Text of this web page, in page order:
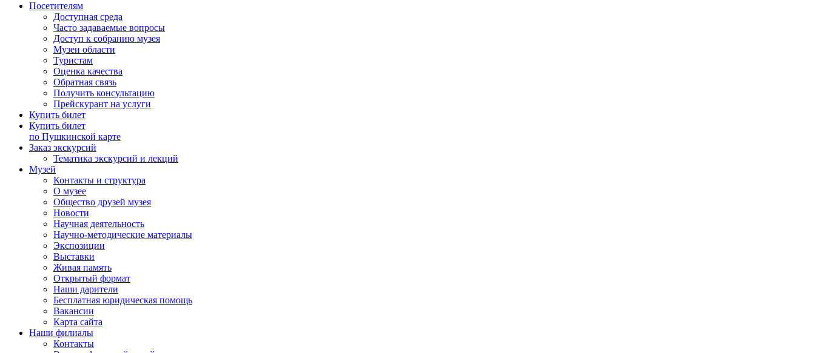
Посетителям
Доступная среда
Часто задаваемые вопросы
Доступ к собранию музея
Музеи области
Туристам
Оценка качества
Обратная связь
Получить консультацию
Прейскурант на услуги
Купить билет
Купить билет
по Пушкинской карте
Заказ экскурсий
Тематика экскурсий и лекций
Музей
Контакты и структура
О музее
Общество друзей музея
Новости
Научная деятельность
Научно-методические материалы
Экспозиции
Выставки
Живая память
Открытый формат
Наши дарители
Бесплатная юридическая помощь
Вакансии
Карта сайта
Наши филиалы
Контакты